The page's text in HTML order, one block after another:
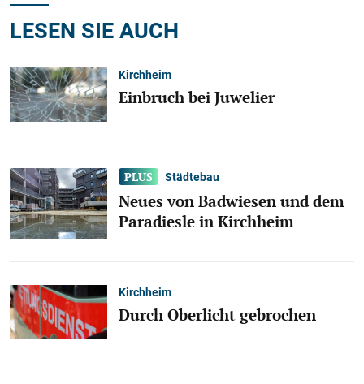
LESEN SIE AUCH
Kirchheim
Einbruch bei Juwelier
Städtebau
Neues von Badwiesen und dem
Paradiesle in Kirchheim
Kirchheim
Durch Oberlicht gebrochen